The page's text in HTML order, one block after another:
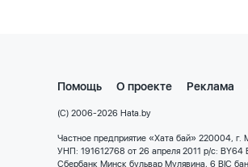
Помощь О проекте Реклама
(C) 2006-2026 Hata.by
Частное предприятие «Хата бай» 220004, г.
УНП: 191612768 от 26 апреля 2011 р/с:
Сбербанк Минск бульвар Мулявина, 6 BIC